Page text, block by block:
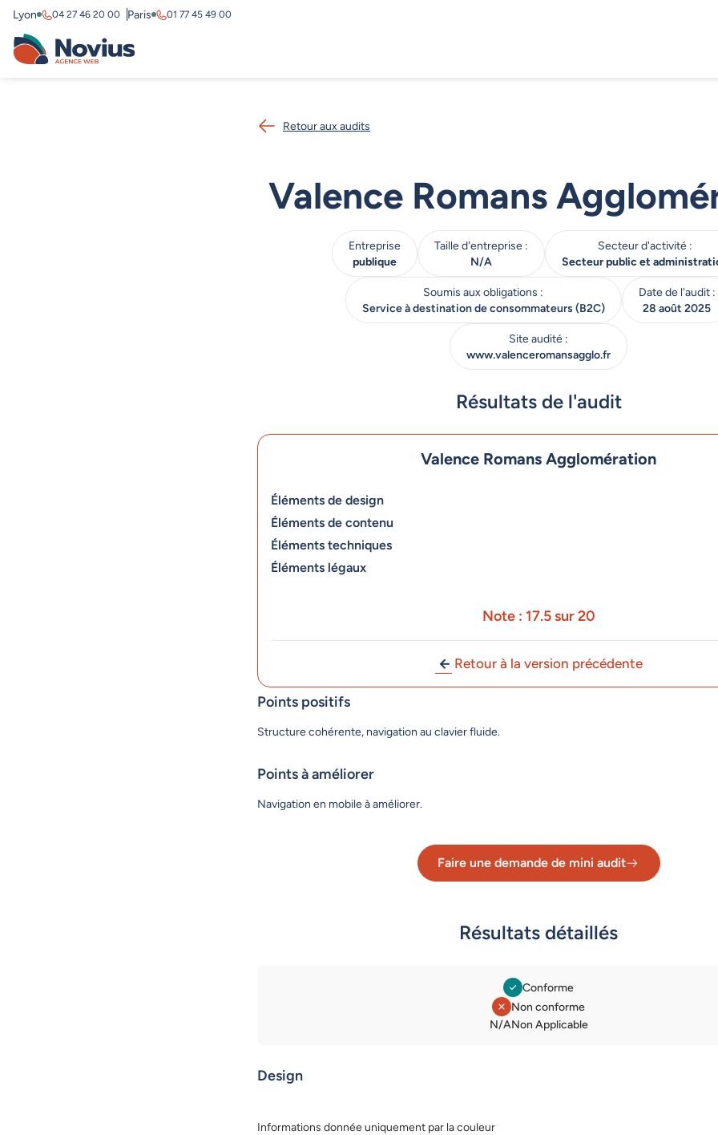
Lyon 04 27 46 20 00 Paris 01 77 45 49 00
Retour aux audits
Valence Romans
Entreprise
publique
Taille d'entreprise :
N/A
Secteur d'activité :
Secteur public et
Soumis aux obligations :
Service à destination de consommateurs (B2C)
Date de l'audit :
28 août 2025
Site audité :
www.valenceromansagglo.fr
Résultats de l'audit
Valence Romans Agglomération
Éléments de design
Éléments de contenu
Éléments techniques
Éléments légaux
Note : 17.5 sur 20
Retour à la version précédente
Points positifs
Structure cohérente, navigation au clavier fluide.
Points à améliorer
Navigation en mobile à améliorer.
Faire une demande de mini audit
Lien vers le formulaire de
Résultats détaillés
Légende des statuts
Conforme
Non conforme
N/ANon Applicable
Design
Informations donnée uniquement par la couleur